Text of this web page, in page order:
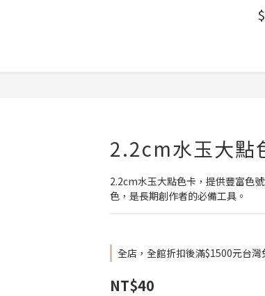
$
2.2cm水玉大點
2.2cm水玉大點色卡，提供豐富色
色，是長期創作者的必備工具。
全店，全館折扣後滿$1500元台灣
NT$40